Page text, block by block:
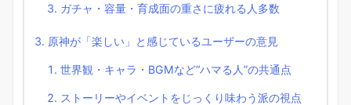
ガチャ・容量・育成面の重さに疲れる人多数
原神が「楽しい」と感じているユーザーの意見
世界観・キャラ・BGMなど“ハマる人”の共通点
ストーリーやイベントをじっくり味わう派の視点